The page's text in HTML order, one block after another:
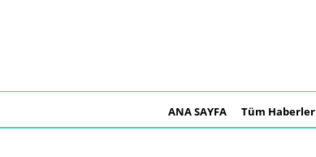
ANA SAYFA Tüm Haberler